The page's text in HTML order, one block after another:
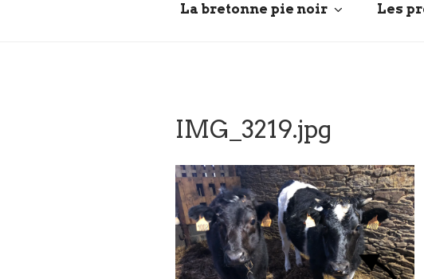
La bretonne pie noir Les
IMG_3219.jpg